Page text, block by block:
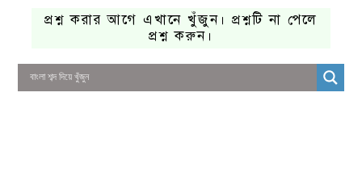
প্রশ্ন করার আগে এখানে খুঁজুন। প্রশ্নটি না পেলে
প্রশ্ন করুন।